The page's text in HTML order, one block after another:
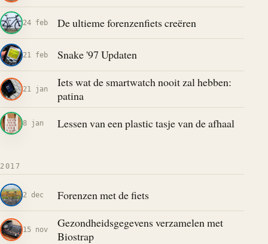
24 feb De ultieme forenzenfiets creëren
21 feb Snake '97 Updaten
21 jan
Iets wat de smartwatch nooit zal hebben:
patina
8 jan Lessen van een plastic tasje van de afhaal
2017
2 dec Forenzen met de fiets
15 nov
Gezondheidsgegevens verzamelen met
Biostrap